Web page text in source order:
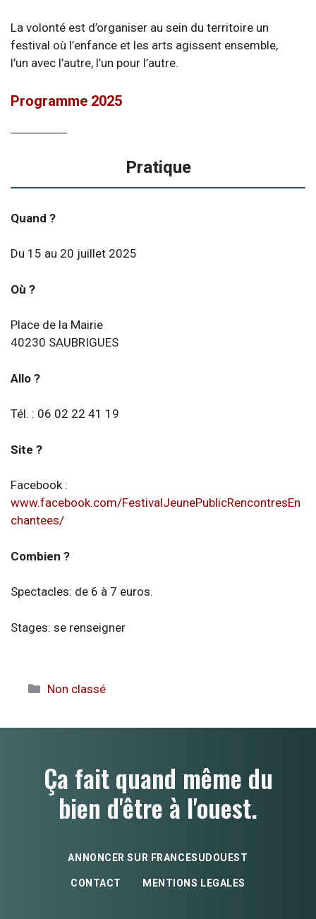
La volonté est d’organiser au sein du territoire un
festival où l’enfance et les arts agissent ensemble,
l’un avec l’autre, l’un pour l’autre.
Programme 2025
Pratique
Quand ?
Du 15 au 20 juillet 2025
Où ?
Place de la Mairie
40230 SAUBRIGUES
Allo ?
Tél. : 06 02 22 41 19
Site ?
Facebook :
www.facebook.com/FestivalJeunePublicRencontresEn
chantees/
Combien ?
Spectacles: de 6 à 7 euros.
Stages: se renseigner
Catégories
Non classé
Ça fait quand même du
bien d'être à l'ouest.
ANNONCER SUR FRANCESUDOUEST
CONTACT MENTIONS LEGALES